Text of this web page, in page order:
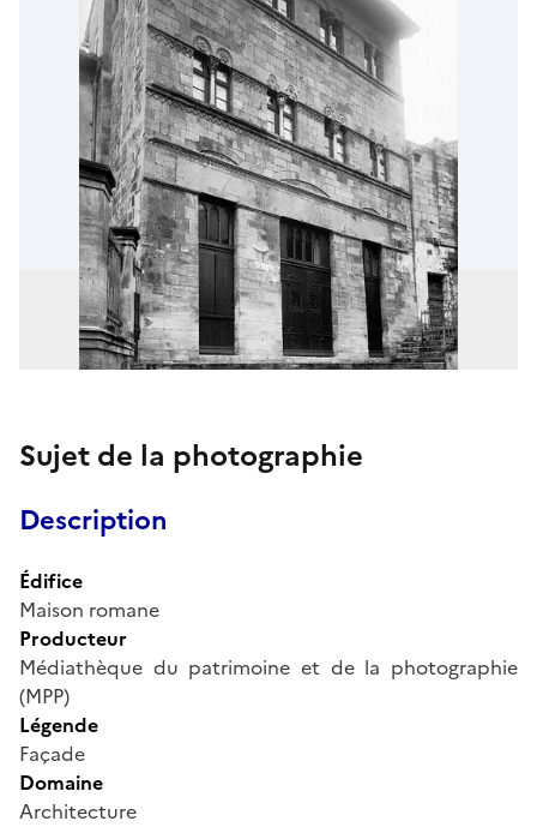
Sujet de la photographie
Description
Édifice
Maison romane
Producteur
Médiathèque du patrimoine et de la photographie
(MPP)
Légende
Façade
Domaine
Architecture